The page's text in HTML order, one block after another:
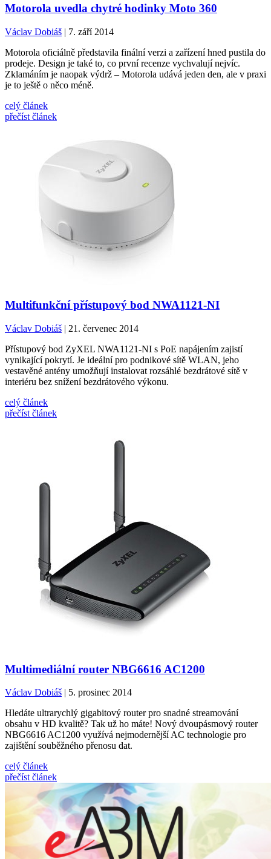
Motorola uvedla chytré hodinky Moto 360
Václav Dobiáš | 7. září 2014
Motorola oficiálně představila finální verzi a zařízení hned pustila do
prodeje. Design je také to, co první recenze vychvalují nejvíc.
Zklamáním je naopak výdrž – Motorola udává jeden den, ale v praxi
je to ještě o něco méně.
celý článek
přečíst článek
Multifunkční přístupový bod NWA1121-NI
Václav Dobiáš | 21. červenec 2014
Přístupový bod ZyXEL NWA1121-NI s PoE napájením zajistí
vynikající pokrytí. Je ideální pro podnikové sítě WLAN, jeho
vestavěné antény umožňují instalovat rozsáhlé bezdrátové sítě v
interiéru bez snížení bezdrátového výkonu.
celý článek
přečíst článek
Multimediální router NBG6616 AC1200
Václav Dobiáš | 5. prosinec 2014
Hledáte ultrarychlý gigabitový router pro snadné streamování
obsahu v HD kvalitě? Tak už ho máte! Nový dvoupásmový router
NBG6616 AC1200 využívá nejmodernější AC technologie pro
zajištění souběžného přenosu dat.
celý článek
přečíst článek